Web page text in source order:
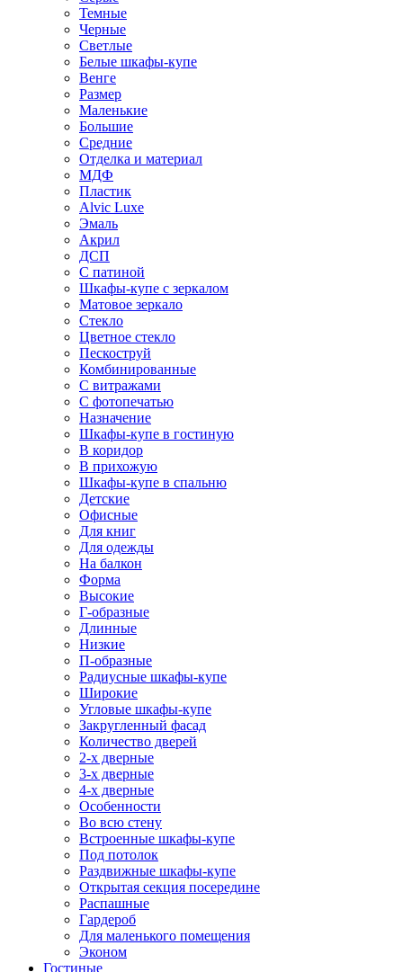
Темные
Черные
Светлые
Белые шкафы-купе
Венге
Размер
Маленькие
Большие
Средние
Отделка и материал
МДФ
Пластик
Alvic Luxe
Эмаль
Акрил
ДСП
С патиной
Шкафы-купе с зеркалом
Матовое зеркало
Стекло
Цветное стекло
Пескоструй
Комбинированные
С витражами
С фотопечатью
Назначение
Шкафы-купе в гостиную
В коридор
В прихожую
Шкафы-купе в спальню
Детские
Офисные
Для книг
Для одежды
На балкон
Форма
Высокие
Г-образные
Длинные
Низкие
П-образные
Радиусные шкафы-купе
Широкие
Угловые шкафы-купе
Закругленный фасад
Количество дверей
2-х дверные
3-х дверные
4-х дверные
Особенности
Во всю стену
Встроенные шкафы-купе
Под потолок
Раздвижные шкафы-купе
Открытая секция посередине
Распашные
Гардероб
Для маленького помещения
Эконом
Гостиные